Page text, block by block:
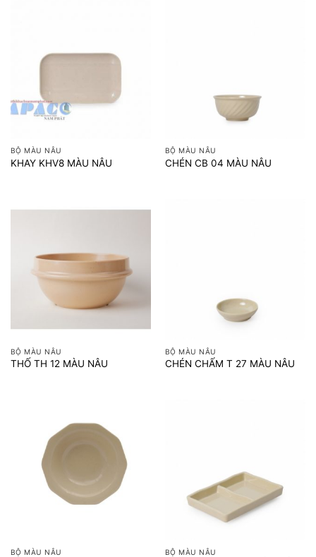
BỘ MÀU NÂU
KHAY KHV8 MÀU NÂU
BỘ MÀU NÂU
CHÉN CB 04 MÀU NÂU
BỘ MÀU NÂU
THỐ TH 12 MÀU NÂU
BỘ MÀU NÂU
CHÉN CHẤM T 27 MÀU NÂU
BỘ MÀU NÂU BỘ MÀU NÂU